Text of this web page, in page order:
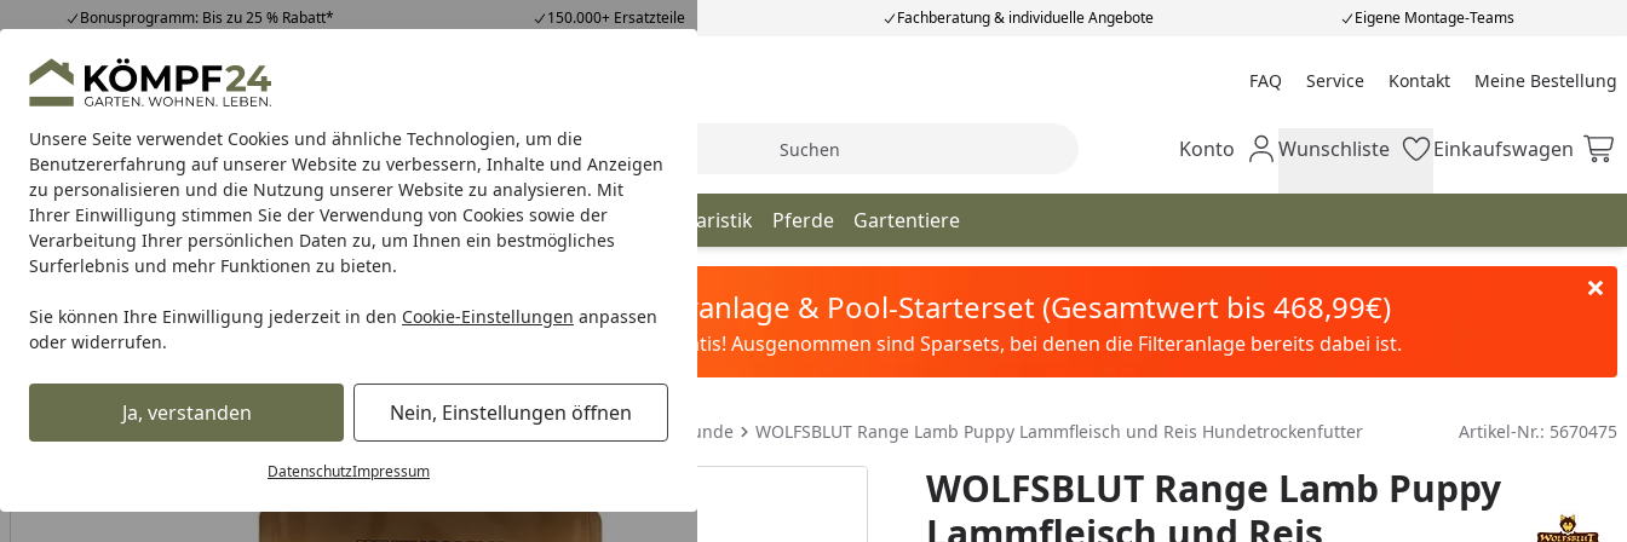
Unsere Seite verwendet Cookies und ähnliche Technologien, um die
Benutzererfahrung auf unserer Website zu verbessern, Inhalte und Anzeigen
zu personalisieren und die Nutzung unserer Website zu analysieren. Mit
Ihrer Einwilligung stimmen Sie der Verwendung von Cookies sowie der
Verarbeitung Ihrer persönlichen Daten zu, um Ihnen ein bestmögliches
Surferlebnis und mehr Funktionen zu bieten.
Sie können Ihre Einwilligung jederzeit in den Cookie-Einstellungen anpassen
oder widerrufen.
Ja, verstanden Nein, Einstellungen öffnen
DatenschutzImpressum
Bonusprogramm: Bis zu 25 % Rabatt* 150.000+ Ersatzteile Fachberatung & individuelle Angebote Eigene Montage-Teams
Hotline07051 / 9 22 22
Mo-Fr. 8-16 Uhr 25.967 Bewertungen FAQ Service Kontakt Meine Bestellung
Meine Bestellung
Alle Produkte
Alle ProdukteHighlights Tipps & Tricks Suche Mein Konto
Konto Wunschliste
Wunschliste Einkaufswagen
Einkaufswagen
Tierbedarf & Tiernahrung Hunde Katzen Kleintiere Vögel Aquaristik Pferde Gartentiere
Karibu Pools inkl. gratis Sandfilteranlage & Pool-Starterset (Gesamtwert bis 468,99€)
Dein Traumpool im Sorglos-Paket: Filter&Pflege gratis! Ausgenommen sind Sparsets, bei denen die Filteranlage bereits dabei ist.
Tierbedarf & Tiernahrung Hundebedarf Trockenfutter für Hunde WOLFSBLUT Range Lamb Puppy Lammfleisch und Reis Hundetrockenfutter Artikel-Nr.: 5670475
WOLFSBLUT Range Lamb Puppy